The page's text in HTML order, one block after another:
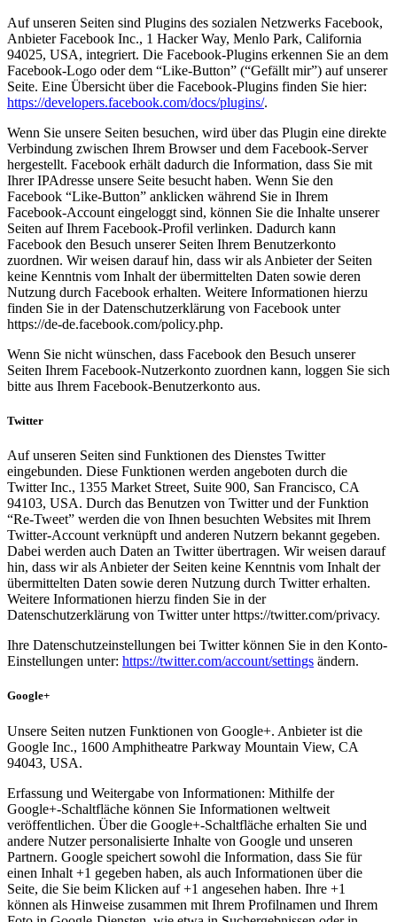
Auf unseren Seiten sind Plugins des sozialen Netzwerks Facebook,
Anbieter Facebook Inc., 1 Hacker Way, Menlo Park, California
94025, USA, integriert. Die Facebook-Plugins erkennen Sie an dem
Facebook-Logo oder dem “Like-Button” (“Gefällt mir”) auf unserer
Seite. Eine Übersicht über die Facebook-Plugins finden Sie hier:
https://developers.facebook.com/docs/plugins/.
Wenn Sie unsere Seiten besuchen, wird über das Plugin eine direkte
Verbindung zwischen Ihrem Browser und dem Facebook-Server
hergestellt. Facebook erhält dadurch die Information, dass Sie mit
Ihrer IPAdresse unsere Seite besucht haben. Wenn Sie den
Facebook “Like-Button” anklicken während Sie in Ihrem
Facebook-Account eingeloggt sind, können Sie die Inhalte unserer
Seiten auf Ihrem Facebook-Profil verlinken. Dadurch kann
Facebook den Besuch unserer Seiten Ihrem Benutzerkonto
zuordnen. Wir weisen darauf hin, dass wir als Anbieter der Seiten
keine Kenntnis vom Inhalt der übermittelten Daten sowie deren
Nutzung durch Facebook erhalten. Weitere Informationen hierzu
finden Sie in der Datenschutzerklärung von Facebook unter
https://de-de.facebook.com/policy.php.
Wenn Sie nicht wünschen, dass Facebook den Besuch unserer
Seiten Ihrem Facebook-Nutzerkonto zuordnen kann, loggen Sie sich
bitte aus Ihrem Facebook-Benutzerkonto aus.
Twitter
Auf unseren Seiten sind Funktionen des Dienstes Twitter
eingebunden. Diese Funktionen werden angeboten durch die
Twitter Inc., 1355 Market Street, Suite 900, San Francisco, CA
94103, USA. Durch das Benutzen von Twitter und der Funktion
“Re-Tweet” werden die von Ihnen besuchten Websites mit Ihrem
Twitter-Account verknüpft und anderen Nutzern bekannt gegeben.
Dabei werden auch Daten an Twitter übertragen. Wir weisen darauf
hin, dass wir als Anbieter der Seiten keine Kenntnis vom Inhalt der
übermittelten Daten sowie deren Nutzung durch Twitter erhalten.
Weitere Informationen hierzu finden Sie in der
Datenschutzerklärung von Twitter unter https://twitter.com/privacy.
Ihre Datenschutzeinstellungen bei Twitter können Sie in den Konto-
Einstellungen unter: https://twitter.com/account/settings ändern.
Google+
Unsere Seiten nutzen Funktionen von Google+. Anbieter ist die
Google Inc., 1600 Amphitheatre Parkway Mountain View, CA
94043, USA.
Erfassung und Weitergabe von Informationen: Mithilfe der
Google+-Schaltfläche können Sie Informationen weltweit
veröffentlichen. Über die Google+-Schaltfläche erhalten Sie und
andere Nutzer personalisierte Inhalte von Google und unseren
Partnern. Google speichert sowohl die Information, dass Sie für
einen Inhalt +1 gegeben haben, als auch Informationen über die
Seite, die Sie beim Klicken auf +1 angesehen haben. Ihre +1
können als Hinweise zusammen mit Ihrem Profilnamen und Ihrem